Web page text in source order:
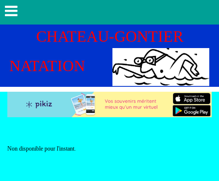
CHATEAU-GONTIER
NATATION
Non disponible pour l'instant.